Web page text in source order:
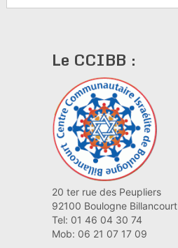
Le CCIBB :
20 ter rue des Peupliers
92100 Boulogne Billancourt
Tel: 01 46 04 30 74
Mob: 06 21 07 17 09